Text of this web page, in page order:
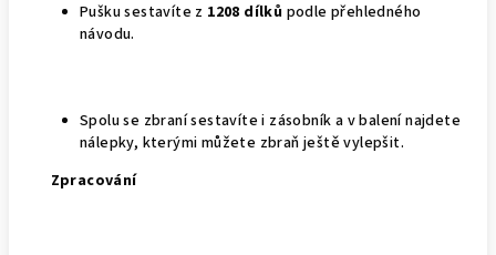
Pušku sestavíte z 1208 dílků podle přehledného
návodu.
Spolu se zbraní sestavíte i zásobník a v balení najdete
nálepky, kterými můžete zbraň ještě vylepšit.
Zpracování